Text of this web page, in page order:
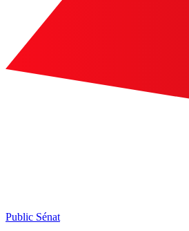
Public Sénat